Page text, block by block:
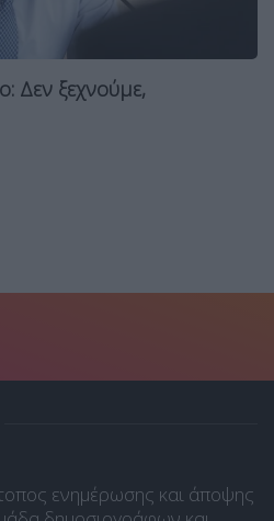
Δεν ξεχνούμε,
ενημέρωσης και άποψης